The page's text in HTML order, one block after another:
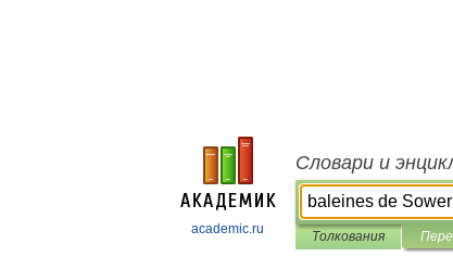
academic.ru
Словари и
Толкования